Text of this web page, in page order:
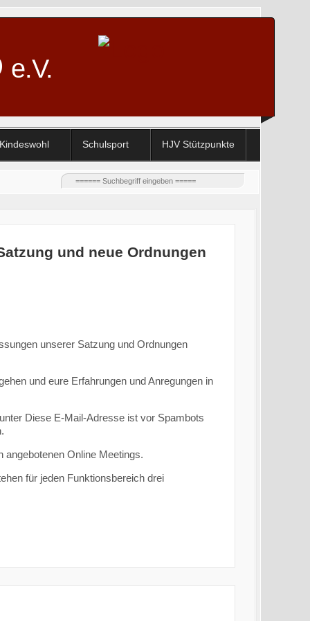
e.V.
Kindeswohl Schulsport HJV Stützpunkte
und neue Ordnungen
unserer Satzung und Ordnungen
und eure Erfahrungen und Anregungen in
Diese E-Mail-Adresse ist vor Spambots
angebotenen Online Meetings.
für jeden Funktionsbereich drei